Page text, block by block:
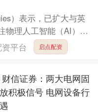
）表示，已扩大与英
物理人工智能（AI）和
....平台 启点配资
信证券：两大电网固
积极信号 电网设备行